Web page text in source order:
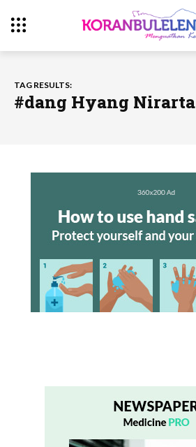
TAG RESULTS:
#dang Hyang Nirarta